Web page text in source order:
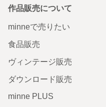
作品販売について
minneで売りたい
食品販売
ヴィンテージ販売
ダウンロード販売
minne PLUS